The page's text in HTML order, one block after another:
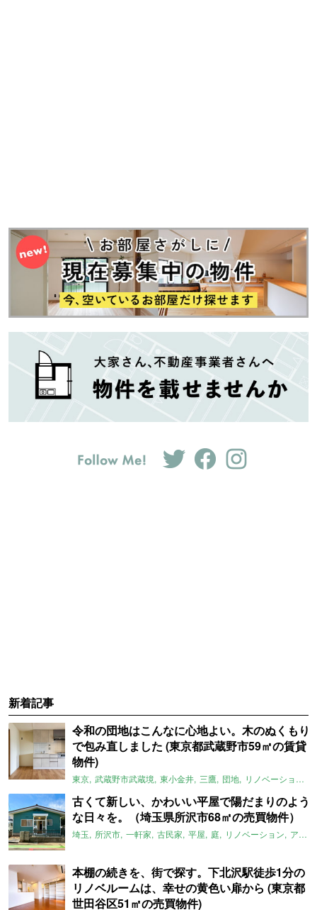
新着記事
令和の団地はこんなに心地よい。木のぬくもり
で包み直しました (東京都武蔵野市59㎡の賃貸
物件)
東京 武蔵野市武蔵境 東小金井 三鷹 団地 リノベーション
古くて新しい、かわいい平屋で陽だまりのよう
な日々を。（埼玉県所沢市68㎡の売買物件）
埼玉 所沢市 一軒家 古民家 平屋 庭 リノベーション アメリカンハウス
本棚の続きを、街で探す。下北沢駅徒歩1分の
リノベルームは、幸せの黄色い扉から (東京都
世田谷区51㎡の売買物件)